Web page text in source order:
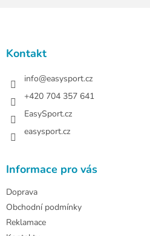
Kontakt
info@easysport.cz
+420 704 357 641
EasySport.cz
easysport.cz
Informace pro vás
Doprava
Obchodní podmínky
Reklamace